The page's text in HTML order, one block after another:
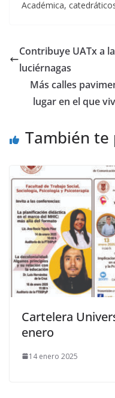
Académica,
Contribuye UATx a
luciérnagas
Más calles
lugar en el que
También te
Cartelera
enero
14 enero 2025